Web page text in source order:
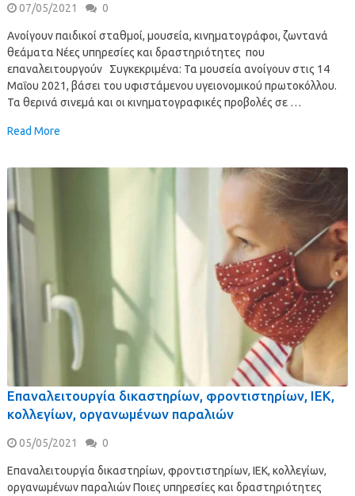
07/05/2021 0
Ανοίγουν παιδικοί σταθμοί, μουσεία, κινηματογράφοι, ζωντανά
θεάματα Νέες υπηρεσίες και δραστηριότητες που
επαναλειτουργούν Συγκεκριμένα: Τα μουσεία ανοίγουν στις 14
Μαΐου 2021, βάσει του υφιστάμενου υγειονομικού πρωτοκόλλου.
Τα θερινά σινεμά και οι κινηματογραφικές προβολές σε …
Read More
Επαναλειτουργία δικαστηρίων, φροντιστηρίων, ΙΕΚ,
κολλεγίων, οργανωμένων παραλιών
05/05/2021 0
Επαναλειτουργία δικαστηρίων, φροντιστηρίων, ΙΕΚ, κολλεγίων,
οργανωμένων παραλιών Ποιες υπηρεσίες και δραστηριότητες